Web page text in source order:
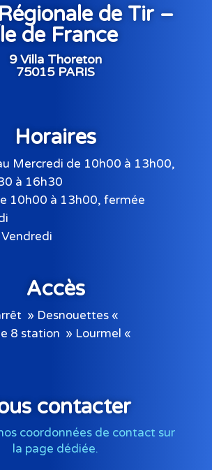
de Tir –
de France
9 Villa Thoreton
75015 PARIS
Horaires
Mercredi de 10h00 à 13h00,
à 16h30
10h00 à 13h00, fermée
Accès
» Desnouettes «
8 station » Lourmel «
contacter
coordonnées de contact sur
la page dédiée.